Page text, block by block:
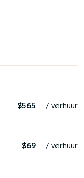
$565 / verhuur
$69 / verhuur